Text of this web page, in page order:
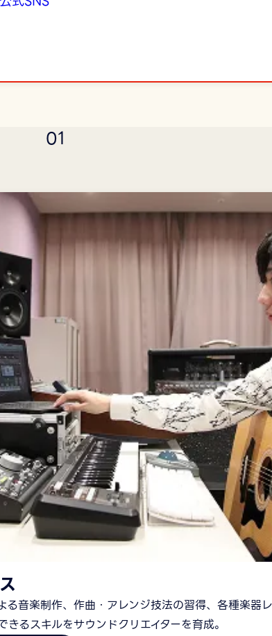
01
る音楽制作、作曲・アレンジ技法の習得、各種楽器
るスキルをサウンドクリエイターを育成。